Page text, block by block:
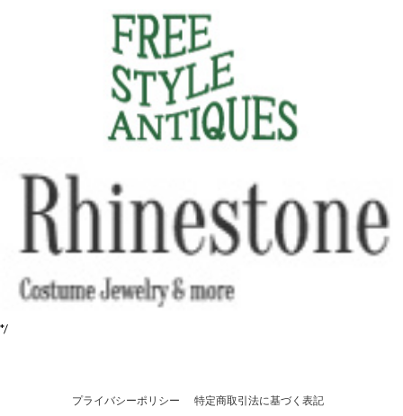
*/
プライバシーポリシー 特定商取引法に基づく表記